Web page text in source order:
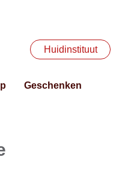
Huidinstituut
Geschenken